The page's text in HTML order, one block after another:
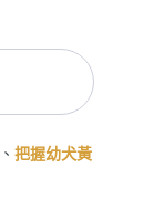
、 把握幼犬黃